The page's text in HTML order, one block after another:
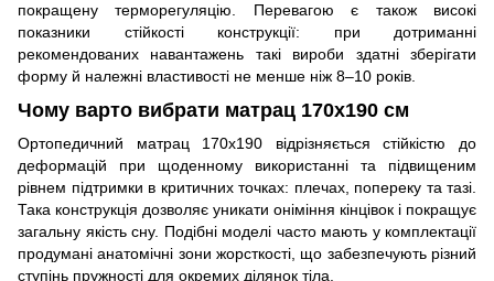
покращену терморегуляцію. Перевагою є також високі
показники стійкості конструкції: при дотриманні
рекомендованих навантажень такі вироби здатні зберігати
форму й належні властивості не менше ніж 8–10 років.
Чому варто вибрати матрац 170x190 см
Ортопедичний матрац 170x190 відрізняється стійкістю до
деформацій при щоденному використанні та підвищеним
рівнем підтримки в критичних точках: плечах, попереку та тазі.
Така конструкція дозволяє уникати оніміння кінцівок і покращує
загальну якість сну. Подібні моделі часто мають у комплектації
продумані анатомічні зони жорсткості, що забезпечують різний
ступінь пружності для окремих ділянок тіла.